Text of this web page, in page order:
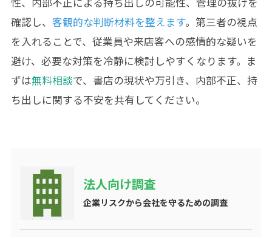
確認し、 客観的な判断材料を整えます。第三者の視点
を入れることで、従業員や来店客への感情的な疑いを
避け、必要な対策を冷静に検討しやすくなります。ま
ずは無料相談で、書店の現状や万引き、内部不正、持
ち出しに関する不安を共有してください。
法人向け調査
企業リスクから会社を守るための調査